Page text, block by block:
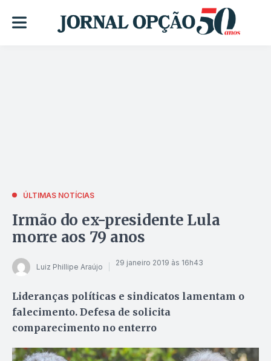
ÚLTIMAS NOTÍCIAS
Irmão do ex-presidente Lula
morre aos 79 anos
Luiz Phillipe Araújo 29 janeiro 2019 às 16h43
Lideranças políticas e sindicatos lamentam o
falecimento. Defesa de solicita
comparecimento no enterro